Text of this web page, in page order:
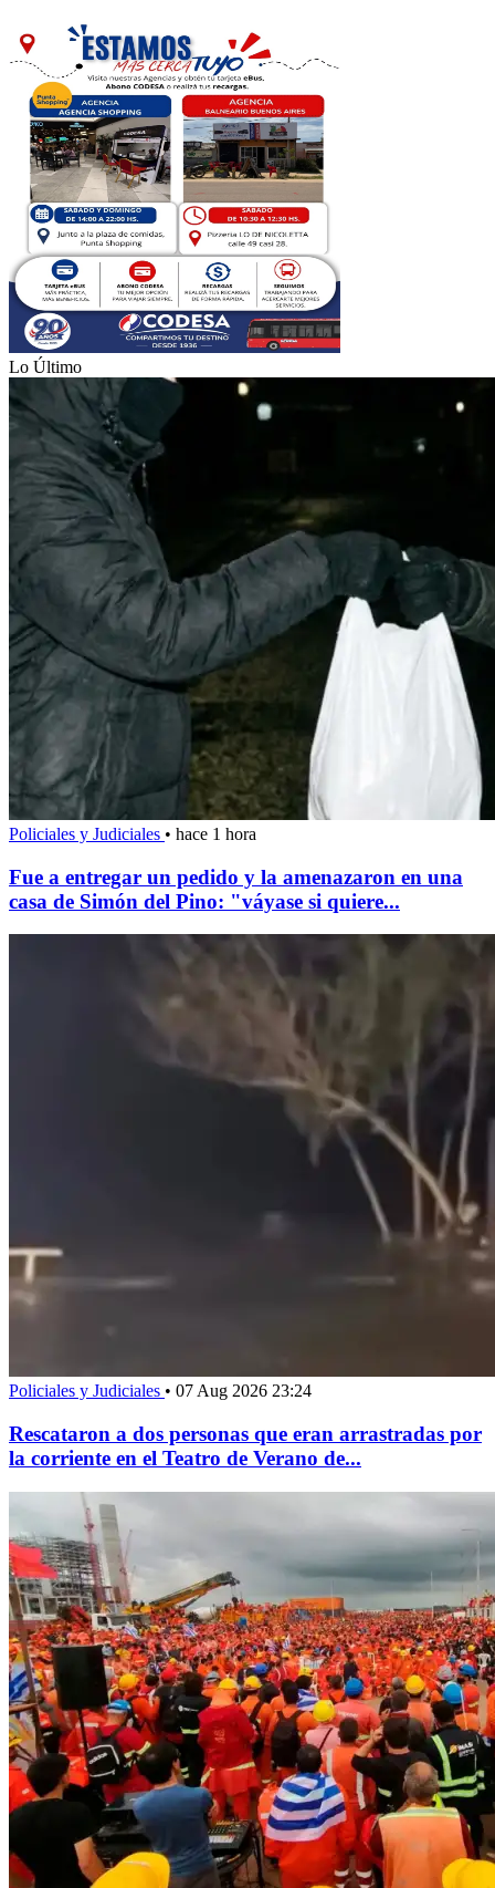
Lo Último
Policiales y Judiciales • hace 1 hora
Fue a entregar un pedido y la amenazaron en una
casa de Simón del Pino: "váyase si quiere...
Policiales y Judiciales • 07 Aug 2026 23:24
Rescataron a dos personas que eran arrastradas por
la corriente en el Teatro de Verano de...